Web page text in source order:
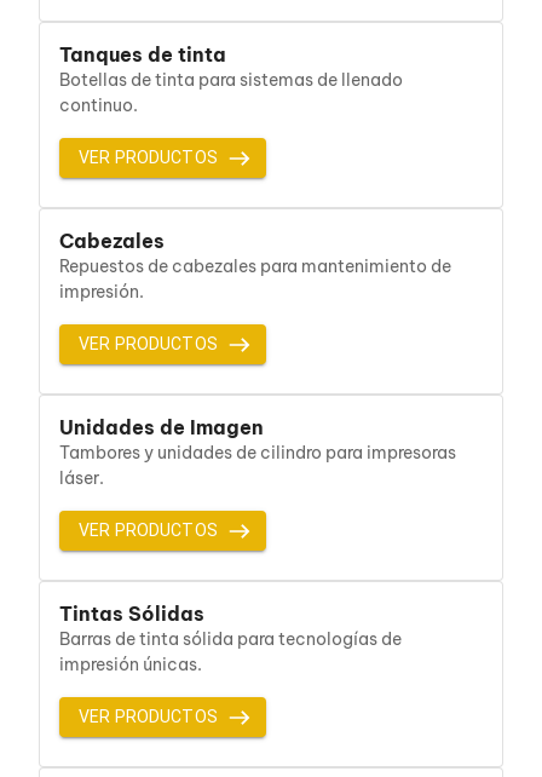
Cinchos
Adaptadores
Adaptadores PC
Adaptadores PC USB
Adaptadores PC SATA
Adaptadores PC IDE
Adaptadores PC Teclado
Adaptadores Video
Adaptadores Video DisplayPort
Divisores de Video
Adaptadores Video HDMI
Extensores y Receptores de Vídeo
Adaptadores Video DVI
Adaptadores Video VGA / HD15
Repetidores USB
Adaptadores Audio
Adaptadores Audio AUX
Adaptadores Audio USB
Dispositivos de Entrada
Teclados
Teclados Numéricos
Controles de Juego para PC
Servidores
Racks y Gabinetes
Charolas para Racks y Gabinetes
Tanques de tinta
Botellas de tinta para sistemas de llenado
continuo.
VER PRODUCTOS
Cabezales
Repuestos de cabezales para mantenimiento de
impresión.
VER PRODUCTOS
Unidades de Imagen
Tambores y unidades de cilindro para impresoras
láser.
VER PRODUCTOS
Tintas Sólidas
Barras de tinta sólida para tecnologías de
impresión únicas.
VER PRODUCTOS